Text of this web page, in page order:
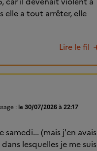
elle a tout arrêter, elle
Lire le fil
: le 30/07/2026 à 22:17
(mais j'en avais
lesquelles je me suis